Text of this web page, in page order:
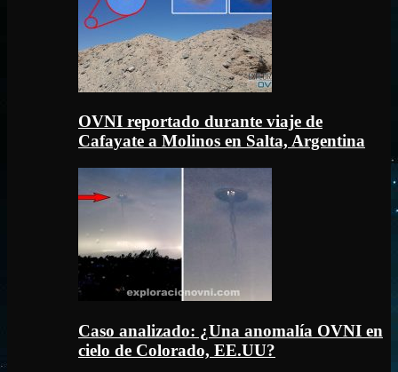
OVNI reportado durante viaje de
Cafayate a Molinos en Salta, Argentina
Caso analizado: ¿Una anomalía OVNI en
cielo de Colorado, EE.UU?